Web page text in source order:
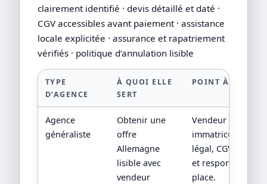
clairement identifié · devis détaillé et daté ·
CGV accessibles avant paiement · assistance
locale explicitée · assurance et rapatriement
vérifiés · politique d’annulation lisible
TYPE
D’AGENCE
À QUOI ELLE
SERT
POINT À
Agence
généraliste
Obtenir une
offre
Allemagne
lisible avec
vendeur
Vendeur
immatriculation/
légal, CGV,
et responsabilité
place.